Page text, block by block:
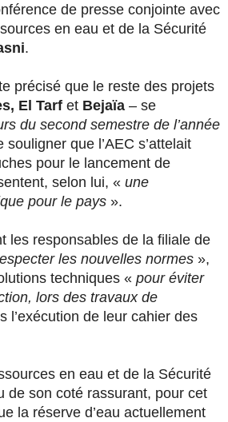
de presse conjointe avec
en eau et de la Sécurité
.
précisé que le reste des projets
El Tarf et Bejaïa – se
du second semestre de l’année
souligner que l’AEC s’attelait
pour le lancement de
selon lui, « une
pour le pays ».
les responsables de la filiale de
les nouvelles normes »,
techniques « pour éviter
lors des travaux de
l’exécution de leur cahier des
en eau et de la Sécurité
de son coté rassurant, pour cet
la réserve d’eau actuellement